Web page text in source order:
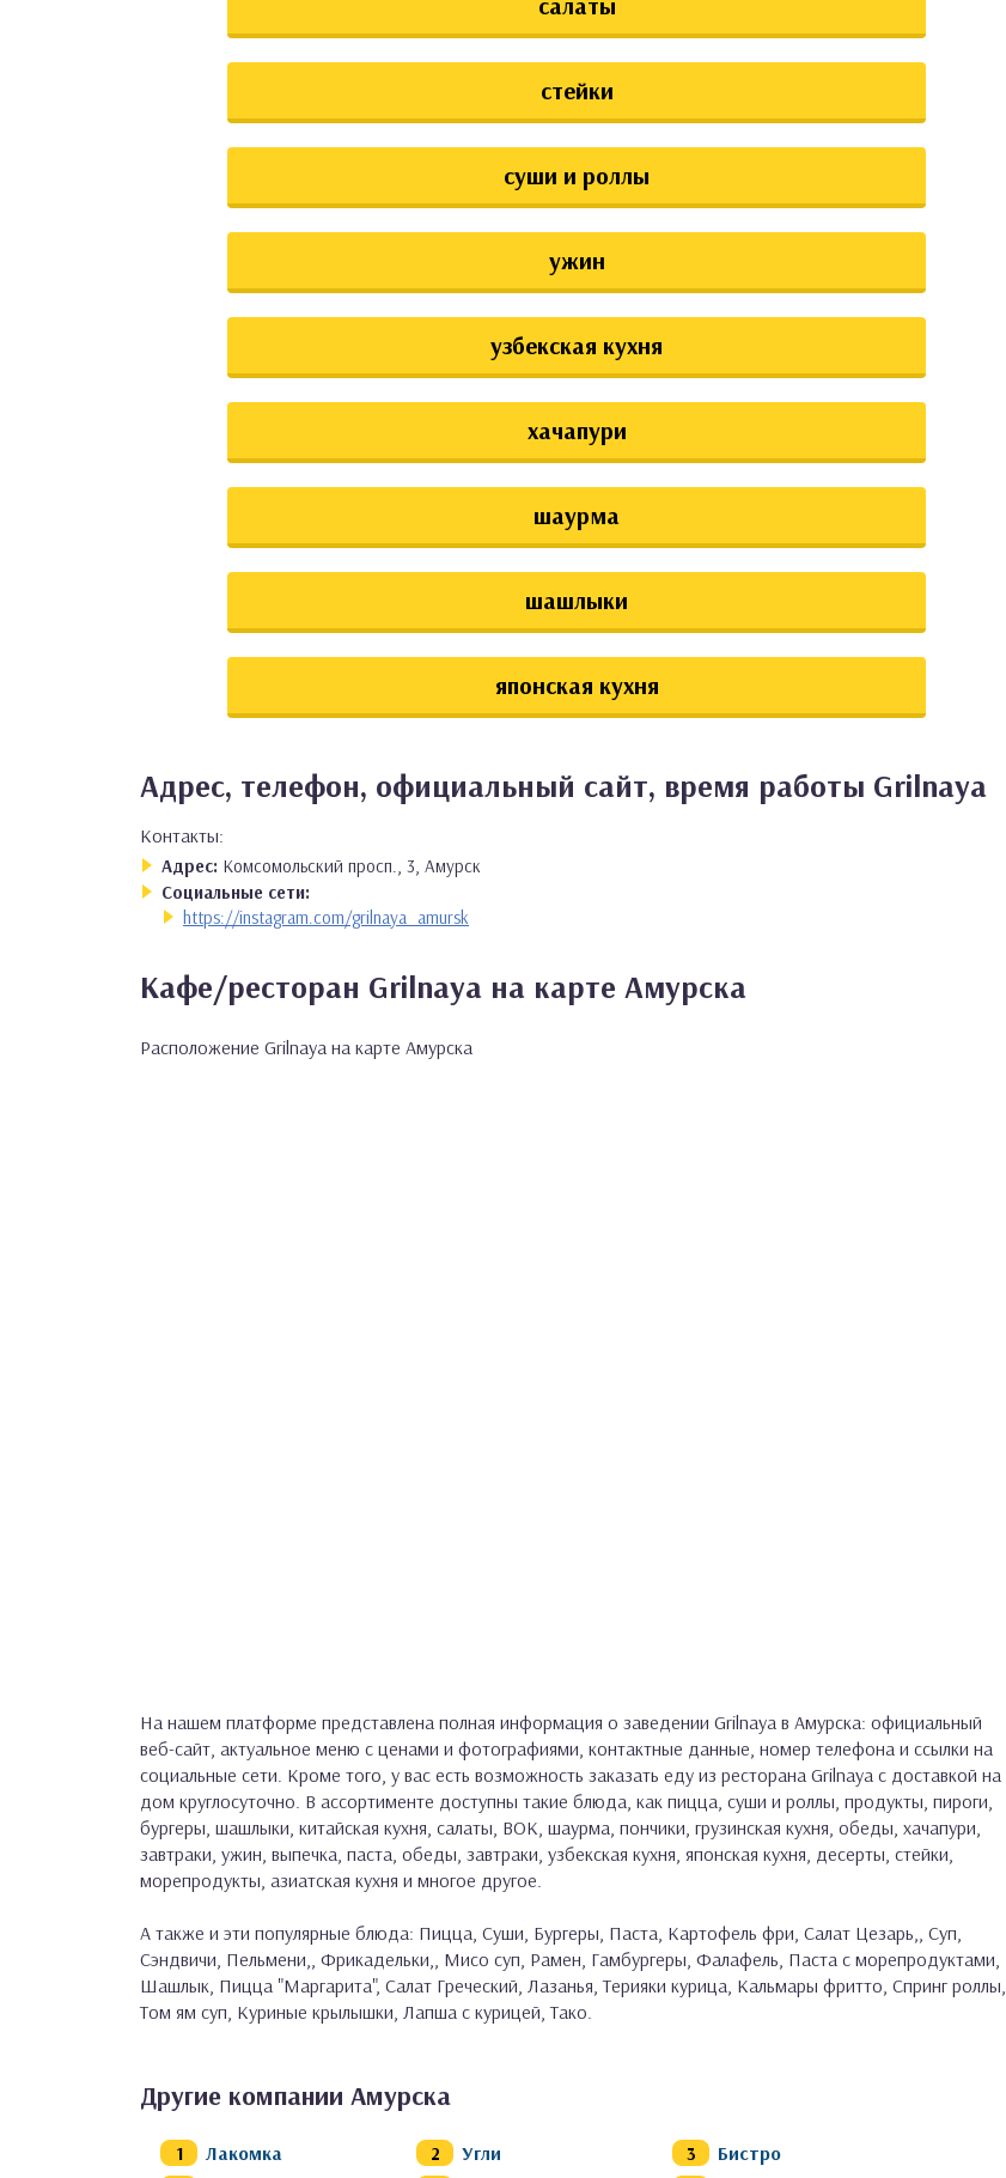
стейки
суши и роллы
ужин
узбекская кухня
хачапури
шаурма
шашлыки
японская кухня
Адрес, телефон, официальный сайт, время работы Grilnaya
Контакты:
Адрес: Комсомольский просп., 3, Амурск
Социальные сети:
https://instagram.com/grilnaya_amursk
Кафе/ресторан Grilnaya на карте Амурска
Расположение Grilnaya на карте Амурска
На нашем платформе представлена полная информация о заведении Grilnaya в Амурска: официальный
веб-сайт, актуальное меню с ценами и фотографиями, контактные данные, номер телефона и ссылки на
социальные сети. Кроме того, у вас есть возможность заказать еду из ресторана Grilnaya с доставкой на
дом круглосуточно. В ассортименте доступны такие блюда, как пицца, суши и роллы, продукты, пироги,
бургеры, шашлыки, китайская кухня, салаты, ВОК, шаурма, пончики, грузинская кухня, обеды, хачапури,
завтраки, ужин, выпечка, паста, обеды, завтраки, узбекская кухня, японская кухня, десерты, стейки,
морепродукты, азиатская кухня и многое другое.
А также и эти популярные блюда: Пицца, Суши, Бургеры, Паста, Картофель фри, Салат Цезарь,, Суп,
Сэндвичи, Пельмени,, Фрикадельки,, Мисо суп, Рамен, Гамбургеры, Фалафель, Паста с морепродуктами,
Шашлык, Пицца "Маргарита", Салат Греческий, Лазанья, Терияки курица, Кальмары фритто, Спринг роллы,
Том ям суп, Куриные крылышки, Лапша с курицей, Тако.
Другие компании Амурска
Лакомка Угли
Бистро